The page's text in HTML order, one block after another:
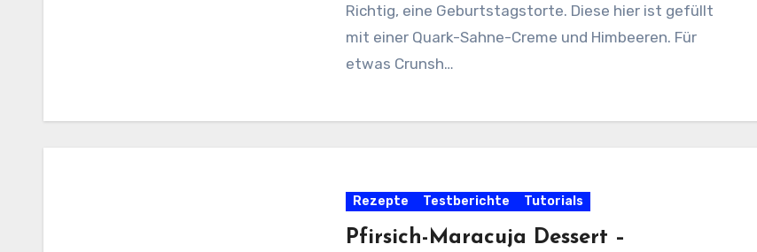
Richtig, eine Geburtstagstorte. Diese hier ist gefüllt
mit einer Quark-Sahne-Creme und Himbeeren. Für
etwas Crunsh…
Rezepte Testberichte Tutorials
Pfirsich-Maracuja Dessert –